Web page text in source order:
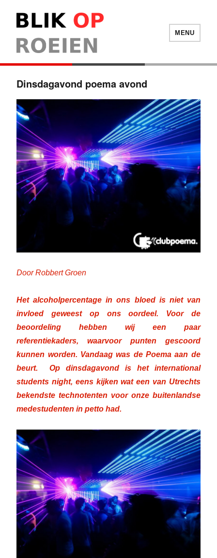
Blik Op Roeien
MENU
Dinsdagavond poema avond
Door Robbert Groen
Het alcoholpercentage in ons bloed is niet van
invloed geweest op ons oordeel. Voor de
beoordeling hebben wij een paar
referentiekaders, waarvoor punten gescoord
kunnen worden. Vandaag was de Poema aan de
beurt. Op dinsdagavond is het international
students night, eens kijken wat een van Utrechts
bekendste technotenten voor onze buitenlandse
medestudenten in petto had.